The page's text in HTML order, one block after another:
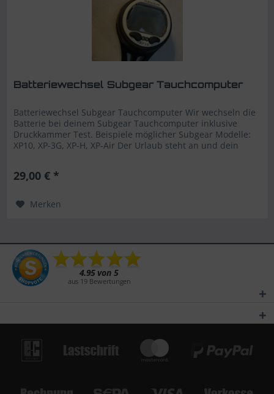
Batteriewechsel Subgear Tauchcomputer
Batteriewechsel Subgear Tauchcomputer Wir wechseln die
Batterie bei deinem Subgear Tauchcomputer inklusive
Druckkammer Test. Beispiele möglicher Subgear Modelle:
XP10, XP-3G, XP-H, XP-Air Der Urlaub steht an und dein
29,00 € *
Merken